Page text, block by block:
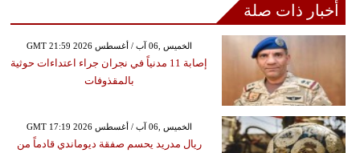
أخبار ذات صلة
GMT 21:59 2026 الخميس ,06 آب / أغسطس
إصابة 11 مدنياً في نجران جراء اعتداءات حوثية
بالمقذوفات
GMT 17:19 2026 الخميس ,06 آب / أغسطس
ريال مدريد يحسم صفقة ديوماندي قادماً من